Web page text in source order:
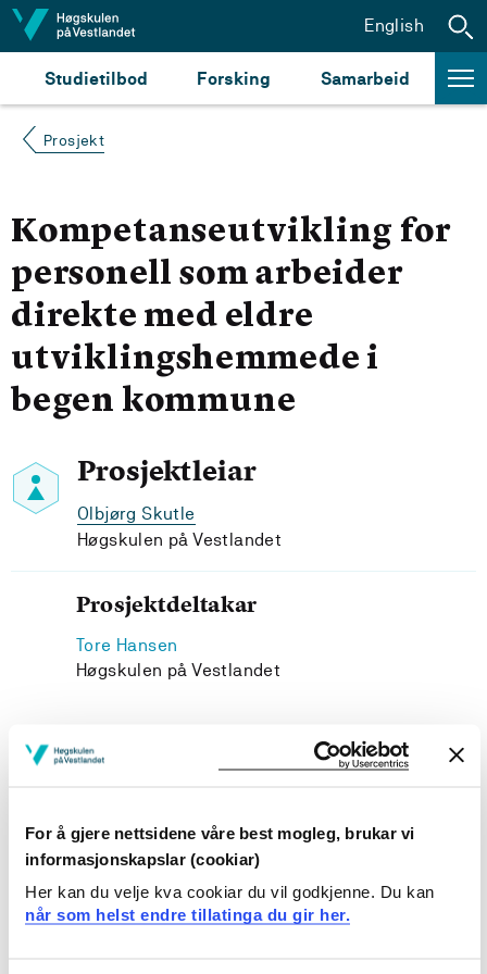
For å gjere nettsidene våre best mogleg, brukar vi
informasjonskapslar (cookiar)
Her kan du velje kva cookiar du vil godkjenne. Du kan
når som helst endre tillatinga du gir her.
Hopp til innhald
Studietilbod Forsking Samarbeid
English
Prosjekt
Kompetanseutvikling for
personell som arbeider
direkte med eldre
utviklingshemmede i
begen kommune
Prosjektleiar
Olbjørg Skutle
Høgskulen på Vestlandet
Prosjektdeltakar
Tore Hansen
Høgskulen på Vestlandet
Høgskulen på Vestlandet
Prosjektperiode
Februar 2005 - Mars 2007